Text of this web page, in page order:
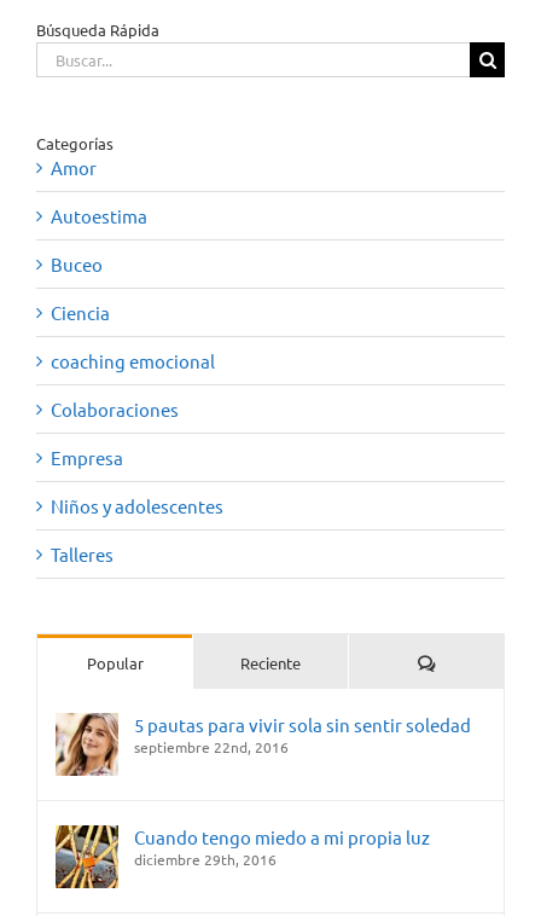
Búsqueda Rápida
Buscar:
Categorías
Amor
Autoestima
Buceo
Ciencia
coaching emocional
Colaboraciones
Empresa
Niños y adolescentes
Talleres
Popular Reciente Comentarios
5 pautas para vivir sola sin sentir soledad
septiembre 22nd, 2016
Cuando tengo miedo a mi propia luz
diciembre 29th, 2016